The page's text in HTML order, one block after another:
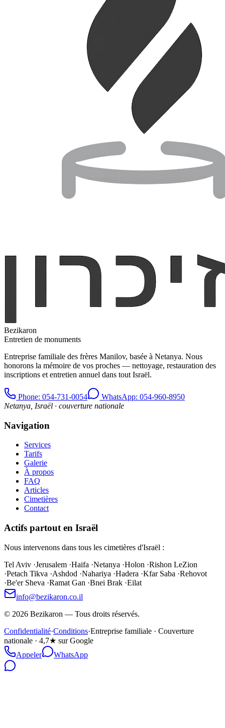
Bezikaron
Entretien de monuments
Entreprise familiale des frères Manilov, basée à Netanya. Nous
honorons la mémoire de vos proches — nettoyage, restauration des
inscriptions et entretien annuel dans tout Israël.
Phone: 054-731-0054
WhatsApp: 054-960-8950
Netanya, Israël · couverture nationale
Navigation
Services
Tarifs
Galerie
À propos
FAQ
Articles
Cimetières
Contact
Actifs partout en Israël
Nous intervenons dans tous les cimetières d'Israël :
Tel Aviv ·Jerusalem ·Haifa ·Netanya ·Holon ·Rishon LeZion
·Petach Tikva ·Ashdod ·Nahariya ·Hadera ·Kfar Saba ·Rehovot
·Be'er Sheva ·Ramat Gan ·Bnei Brak ·Eilat
info@bezikaron.co.il
© 2026 Bezikaron — Tous droits réservés.
Confidentialité·Conditions·Entreprise familiale · Couverture
nationale · 4,7★ sur Google
Appeler
WhatsApp